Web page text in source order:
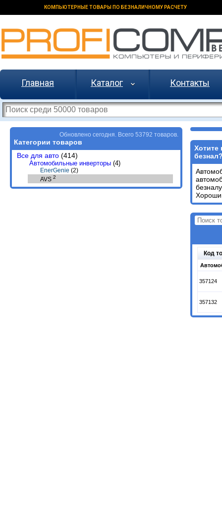
КОМПЬЮТЕРНЫЕ ТОВАРЫ ПО БЕЗНАЛИЧНОМУ РАСЧЕТУ
Главная Каталог Контакты
Обновлено сегодня. Всего 53792 товаров.
Категории товаров
Все для авто (414)
Автомобильные инверторы (4)
EnerGenie (2)
AVS 2
Хотите
Код
357124
357132